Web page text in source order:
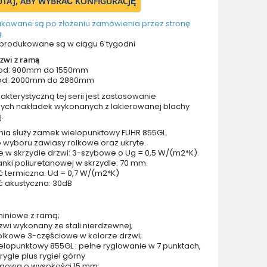
Drzwi z prawym naświetlem
Drzwi z górnym i lewym naświetlem
Drzwi z lewym i prawym naświetlem
Drzwi podwójne z lewym i prawym naświetlem
Drzwi podwójne z górnym naświetlem
Drzwi podwójne z lewym, prawym i górnym naświetlem
Akcesoria do drzwi
Drzwi balkonowe / tarasowe
Drzwi garażowe
Szklane aluminiowe drzwi wejściowe
Okna aluminiowe
są po złożeniu zamówienia przez stronę
są w ciągu 6 tygodni
z ramą
900mm do 1550mm
2000mm do 2860mm
tej serii jest zastosowanie
nakładek wykonanych z lakierowanej blachy
służy zamek wielopunktowy FUHR 855GL.
wyboru zawiasy rolkowe oraz ukryte.
w skrzydle drzwi: 3-szybowe o Ug = 0,5 W/(m2*K).
poliuretanowej w skrzydle: 70 mm.
termiczna: Ud = 0,7 W/(m2*K)
akustyczna: 30dB
z ramą;
wykonany ze stali nierdzewnej;
3-częściowe w kolorze drzwi;
855GL : pełne ryglowanie w 7 punktach,
plus rygiel górny